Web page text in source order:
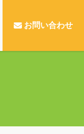
お問い合わせ